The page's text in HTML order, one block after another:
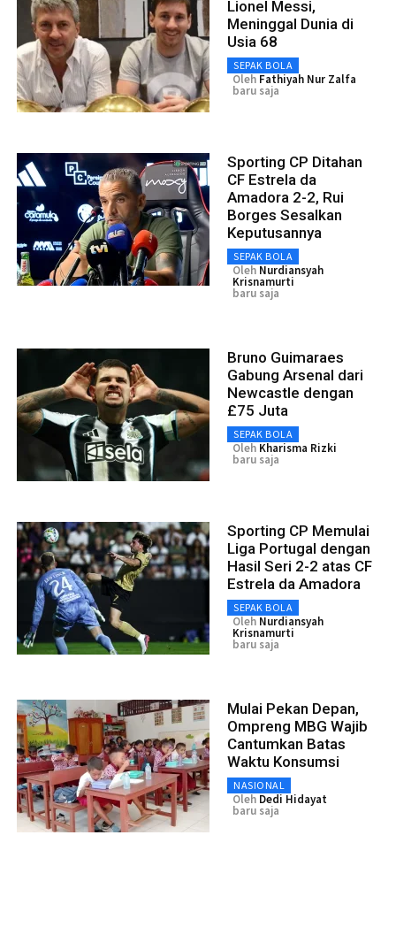
Lionel Messi,
Meninggal Dunia di
Usia 68
SEPAK BOLA
Oleh Fathiyah Nur Zalfa
baru saja
Sporting CP Ditahan
CF Estrela da
Amadora 2-2, Rui
Borges Sesalkan
Keputusannya
SEPAK BOLA
Oleh Nurdiansyah
Krisnamurti
baru saja
Bruno Guimaraes
Gabung Arsenal dari
Newcastle dengan
£75 Juta
SEPAK BOLA
Oleh Kharisma Rizki
baru saja
Sporting CP Memulai
Liga Portugal dengan
Hasil Seri 2-2 atas CF
Estrela da Amadora
SEPAK BOLA
Oleh Nurdiansyah
Krisnamurti
baru saja
Mulai Pekan Depan,
Ompreng MBG Wajib
Cantumkan Batas
Waktu Konsumsi
NASIONAL
Oleh Dedi Hidayat
baru saja